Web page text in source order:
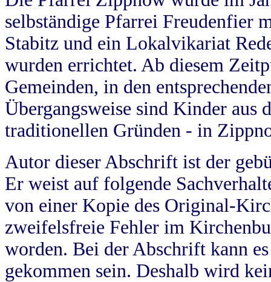
selbständige Pfarrei Freudenfier
Stabitz und ein Lokalvikariat
wurden errichtet. Ab diesem
Gemeinden, in den
Übergangsweise sind Kinder aus
traditionellen Gründen - in
Autor dieser Abschrift ist der
Er weist auf folgende
von einer Kopie des Original-
zweifelsfreie Fehler im
worden. Bei der Abschrift kann
gekommen sein. Deshalb wird